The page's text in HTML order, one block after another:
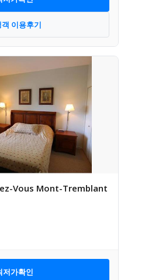
객 이용후기
Vous Mont-Tremblant
저가확인